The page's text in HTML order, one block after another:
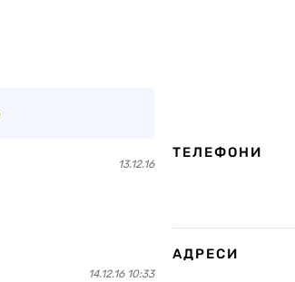
13.12.16
14.12.16 10:33
ТЕЛЕФОНИ
АДРЕСИ